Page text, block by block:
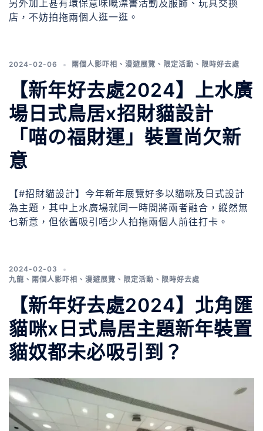
另外加上甚有環保意味嘅漂書活動及服飾、玩具交換
店，不妨拍拖兩個人逛一逛。
2024-02-06 兩個人影吓相 、 漫遊展覽 、 限定活動 、 限時好去處
【新年好去處2024】上水廣
場日式鳥居x招財貓設計
「喵の福財運」裝置尚欠新
意
【#招財貓設計】今年新年展覽好多以貓咪及日式設計
為主題，其中上水廣場就同一時間將兩者融合，縱然無
乜新意，但依舊吸引唔少人拍拖兩個人前往打卡。
2024-02-03
九龍 、 兩個人影吓相 、 漫遊展覽 、 限定活動 、 限時好去處
【新年好去處2024】北角匯
貓咪x日式鳥居主題新年裝置
貓奴都未必吸引到？